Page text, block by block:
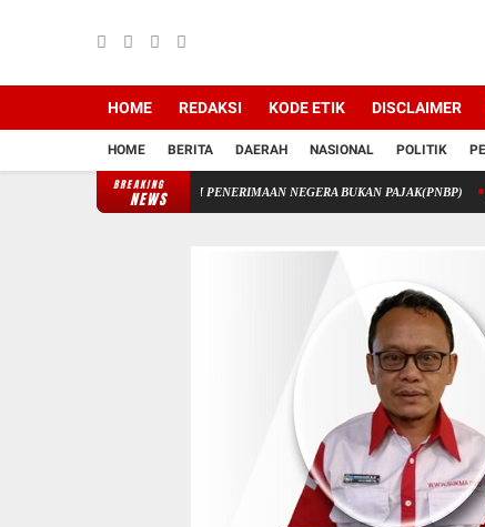
HOME REDAKSI KODE ETIK DISCLAIMER
HOME BERITA DAERAH NASIONAL POLITIK
BREAKING
NEWS
STIK MELALUI PENERIMAAN NEGERA BUKAN PAJAK(PNBP)